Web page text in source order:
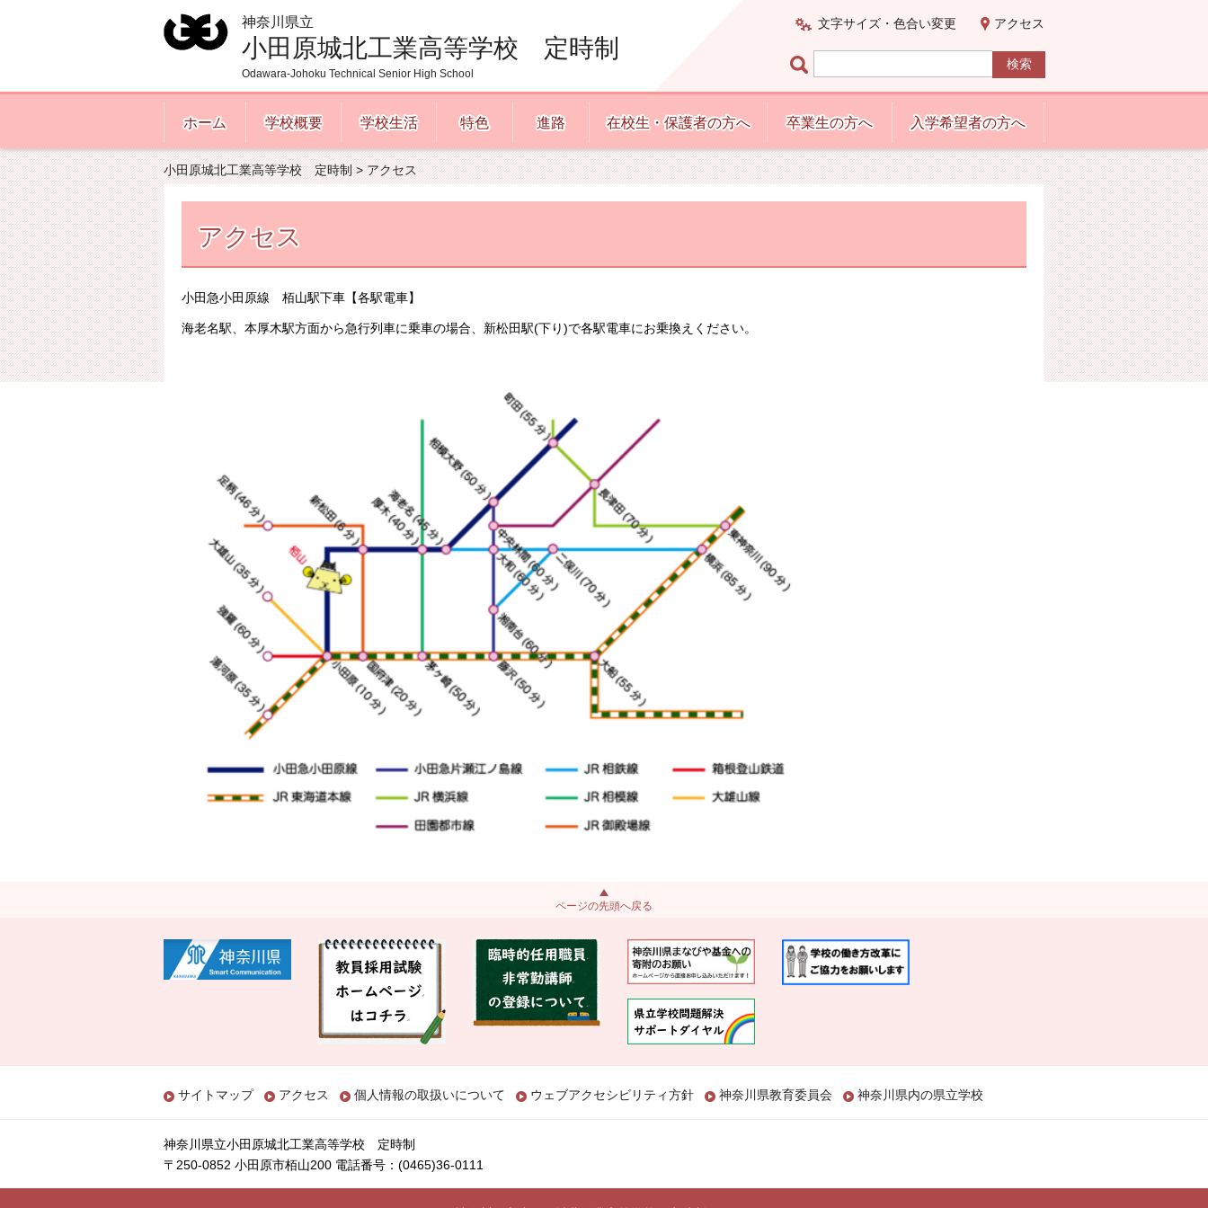
神奈川県立
小田原城北工業高等学校 定時制
Odawara-Johoku Technical Senior High School
文字サイズ・色合い変更 アクセス
ホーム 学校概要 学校生活 特色 進路 在校生・保護者の方へ 卒業生の方へ 入学希望者の方へ
小田原城北工業高等学校 定時制> アクセス
アクセス
小田急小田原線 栢山駅下車【各駅電車】
海老名駅、本厚木駅方面から急行列車に乗車の場合、新松田駅(下り)で各駅電車にお乗換えください。
ページの先頭へ戻る
サイトマップ アクセス 個人情報の取扱いについて ウェブアクセシビリティ方針 神奈川県教育委員会 神奈川県内の県立学校
神奈川県立小田原城北工業高等学校 定時制
〒250-0852 小田原市栢山200 電話番号：(0465)36-0111